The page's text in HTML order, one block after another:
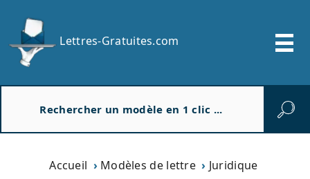
Lettres-Gratuites.com
Accueil Modèles de lettre
Juridique